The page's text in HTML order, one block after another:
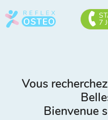
7
Vous
Bienvenue